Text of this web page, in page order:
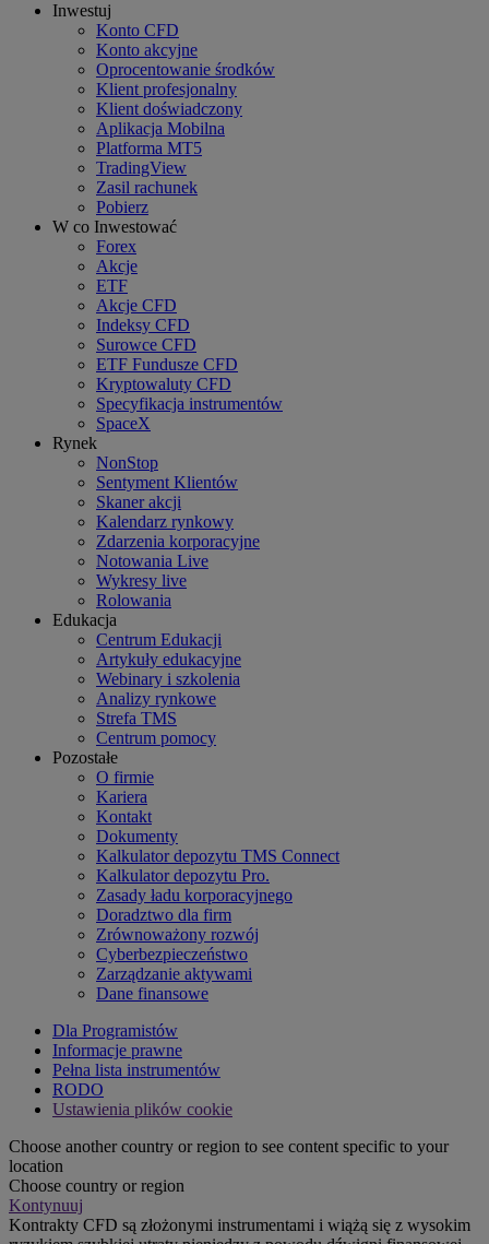
Inwestuj
Konto CFD
Konto akcyjne
Oprocentowanie środków
Klient profesjonalny
Klient doświadczony
Aplikacja Mobilna
Platforma MT5
TradingView
Zasil rachunek
Pobierz
W co Inwestować
Forex
Akcje
ETF
Akcje CFD
Indeksy CFD
Surowce CFD
ETF Fundusze CFD
Kryptowaluty CFD
Specyfikacja instrumentów
SpaceX
Rynek
NonStop
Sentyment Klientów
Skaner akcji
Kalendarz rynkowy
Zdarzenia korporacyjne
Notowania Live
Wykresy live
Rolowania
Edukacja
Centrum Edukacji
Artykuły edukacyjne
Webinary i szkolenia
Analizy rynkowe
Strefa TMS
Centrum pomocy
Pozostałe
O firmie
Kariera
Kontakt
Dokumenty
Kalkulator depozytu TMS Connect
Kalkulator depozytu Pro.
Zasady ładu korporacyjnego
Doradztwo dla firm
Zrównoważony rozwój
Cyberbezpieczeństwo
Zarządzanie aktywami
Dane finansowe
Dla Programistów
Informacje prawne
Pełna lista instrumentów
RODO
Ustawienia plików cookie
Choose another country or region to see content specific to your
location
Choose country or region
Kontynuuj
Kontrakty CFD są złożonymi instrumentami i wiążą się z wysokim